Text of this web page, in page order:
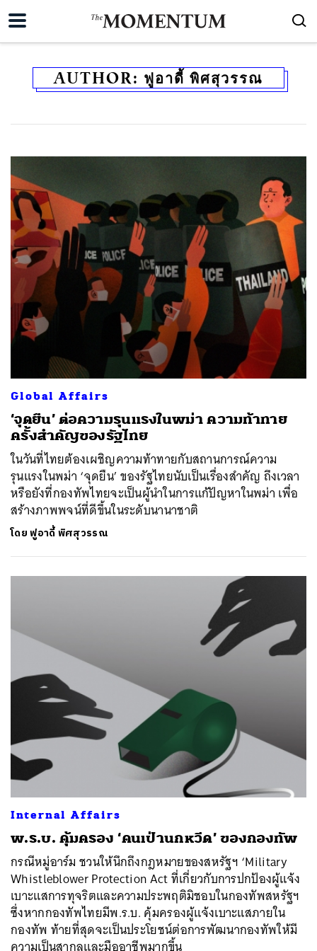
AUTHOR: ฟูอาดี้ พิศสุวรรณ
Global Affairs
‘จุดยืน’ ต่อความรุนแรงในพม่า ความท้าทาย
ครั้งสำคัญของรัฐไทย
ในวันที่ไทยต้องเผชิญความท้าทายกับสถานการณ์ความ
รุนแรงในพม่า ‘จุดยืน’ ของรัฐไทยนับเป็นเรื่องสำคัญ ถึงเวลา
หรือยังที่กองทัพไทยจะเป็นผู้นำในการแก้ปัญหาในพม่า เพื่อ
สร้างภาพพจน์ที่ดีขึ้นในระดับนานาชาติ
โดยฟูอาดี้ พิศสุวรรณ
Internal Affairs
พ.ร.บ. คุ้มครอง ‘คนเป่านกหวีด’ ของกองทัพ
กรณีหมู่อาร์ม ชวนให้นึกถึงกฎหมายของสหรัฐฯ ‘Military
Whistleblower Protection Act ที่เกี่ยวกับการปกป้องผู้แจ้ง
เบาะแสการทุจริตและความประพฤติมิชอบในกองทัพสหรัฐฯ
ซึ่งหากกองทัพไทยมีพ.ร.บ. คุ้มครองผู้แจ้งเบาะแสภายใน
กองทัพ ท้ายที่สุดจะเป็นประโยชน์ต่อการพัฒนากองทัพให้มี
ความเป็นสากลและมืออาชีพมากขึ้น
EMAIL